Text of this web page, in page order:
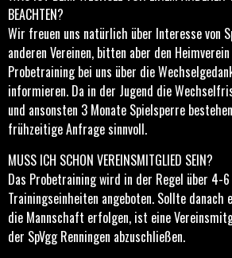
BEACHTEN?
Wir freuen uns natürlich über Interesse von
anderen Vereinen, bitten aber den
Probetraining bei uns über die
informieren. Da in der Jugend die
und ansonsten 3 Monate Spielsperre
frühzeitige Anfrage sinnvoll.
MUSS ICH SCHON VEREINSMITGLIED SEIN?
Das Probetraining wird in der Regel über 4-6
Trainingseinheiten angeboten. Sollte danach
die Mannschaft erfolgen, ist eine
der SpVgg Renningen abzuschließen.